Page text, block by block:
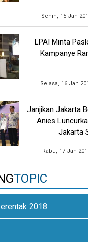
Senin, 15 Jan
LPAI Minta
Kampanye
Selasa, 16 Jan
Janjikan Jakarta
Anies
Jakarta
Rabu, 17 Jan
TOPIC
2018